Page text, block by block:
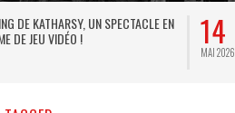
DE KATHARSY, UN SPECTACLE EN
DE JEU VIDÉO !
14
MAI 2026